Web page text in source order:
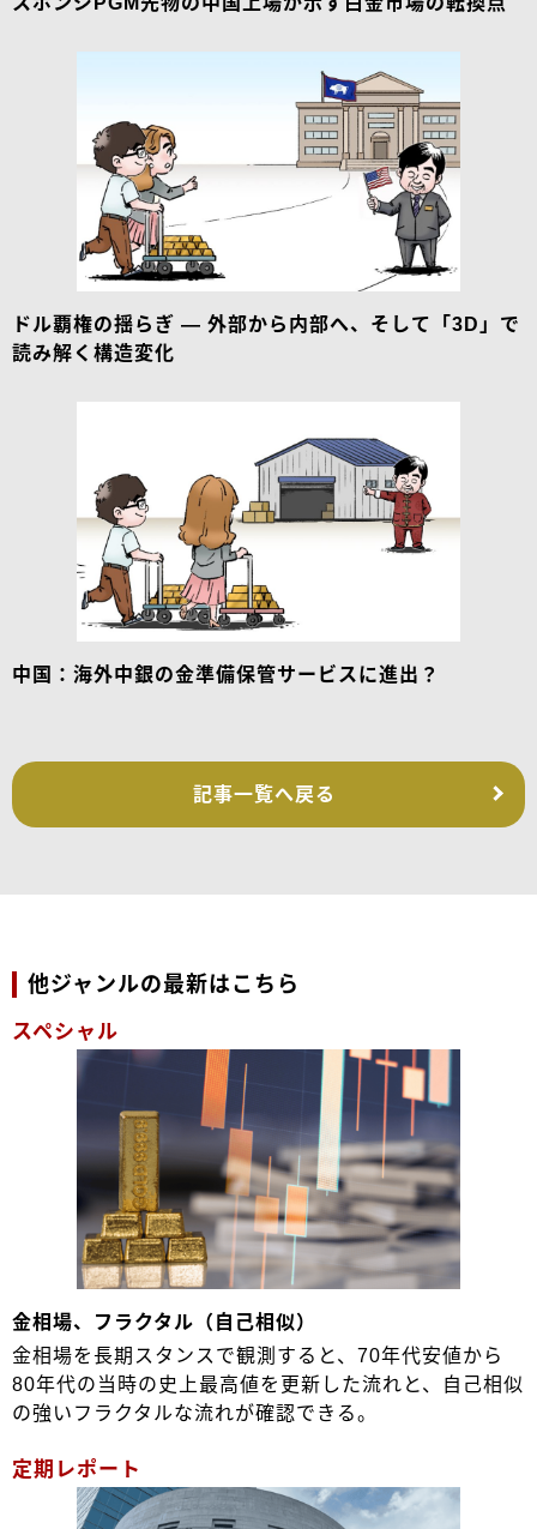
ドル覇権の揺らぎ ― 外部から内部へ、そして「3D」で
読み解く構造変化
中国：海外中銀の金準備保管サービスに進出？
記事一覧へ戻る
他ジャンルの最新はこちら
スペシャル
金相場、フラクタル（自己相似）
金相場を長期スタンスで観測すると、70年代安値から
80年代の当時の史上最高値を更新した流れと、自己相似
の強いフラクタルな流れが確認できる。
定期レポート